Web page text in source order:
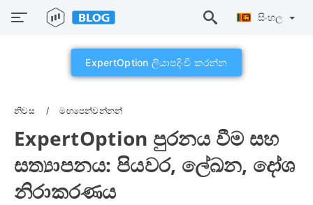
සිංහල
ExpertOption ලියාපදිංචි කරන්න
නිවස මඟපෙන්වන්නන්
ExpertOption පුරනය වීම සහ
සත්‍යාපනය: පියවර, ලේඛන, දෝශ
නිරාකරණය